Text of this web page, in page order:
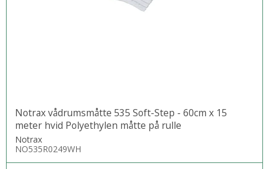
Notrax vådrumsmåtte 535 Soft-Step - 60cm x 15
meter hvid Polyethylen måtte på rulle
Notrax
NO535R0249WH